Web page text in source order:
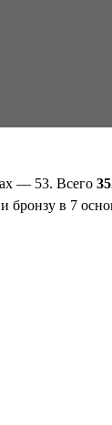
— 53. Всего
бронзу в 7